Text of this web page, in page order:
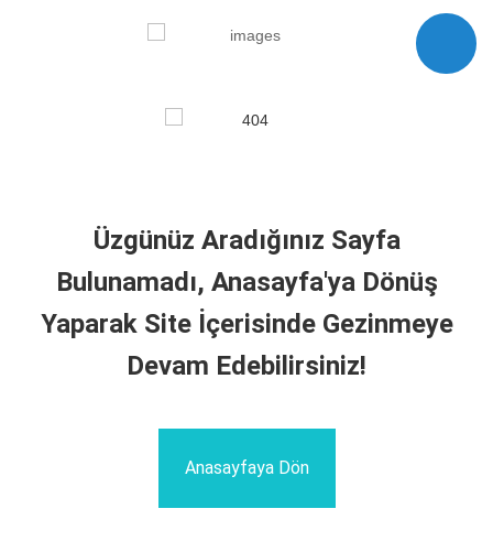
Üzgünüz Aradığınız Sayfa
Bulunamadı, Anasayfa'ya Dönüş
Yaparak Site İçerisinde Gezinmeye
Devam Edebilirsiniz!
Anasayfaya Dön